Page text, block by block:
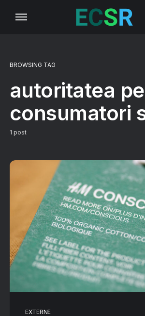
BROWSING TAG
autoritatea
consumatori
1 post
EXTERNE